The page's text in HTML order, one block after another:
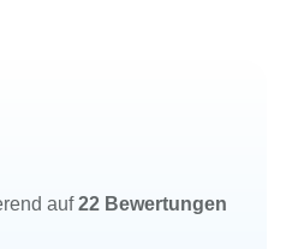
auf22 Bewertungen